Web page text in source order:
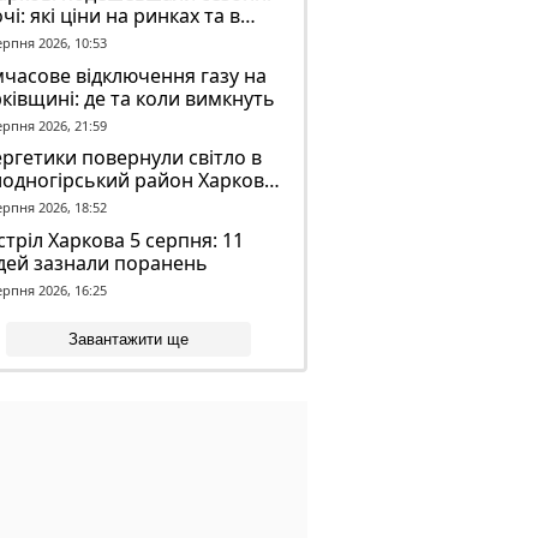
які ціни на ринках та в
2026, 10:53
відключення газу на
де та коли вимкнуть
2026, 21:59
повернули світло в
район Харкова
ворожого обстрілу
2026, 18:52
Харкова 5 серпня: 11
зазнали поранень
2026, 16:25
Завантажити ще